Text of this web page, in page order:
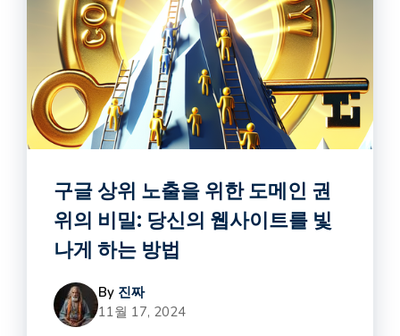
구글 상위 노출을 위한 도메인 권
위의 비밀: 당신의 웹사이트를 빛
나게 하는 방법
By 진짜
11월 17, 2024